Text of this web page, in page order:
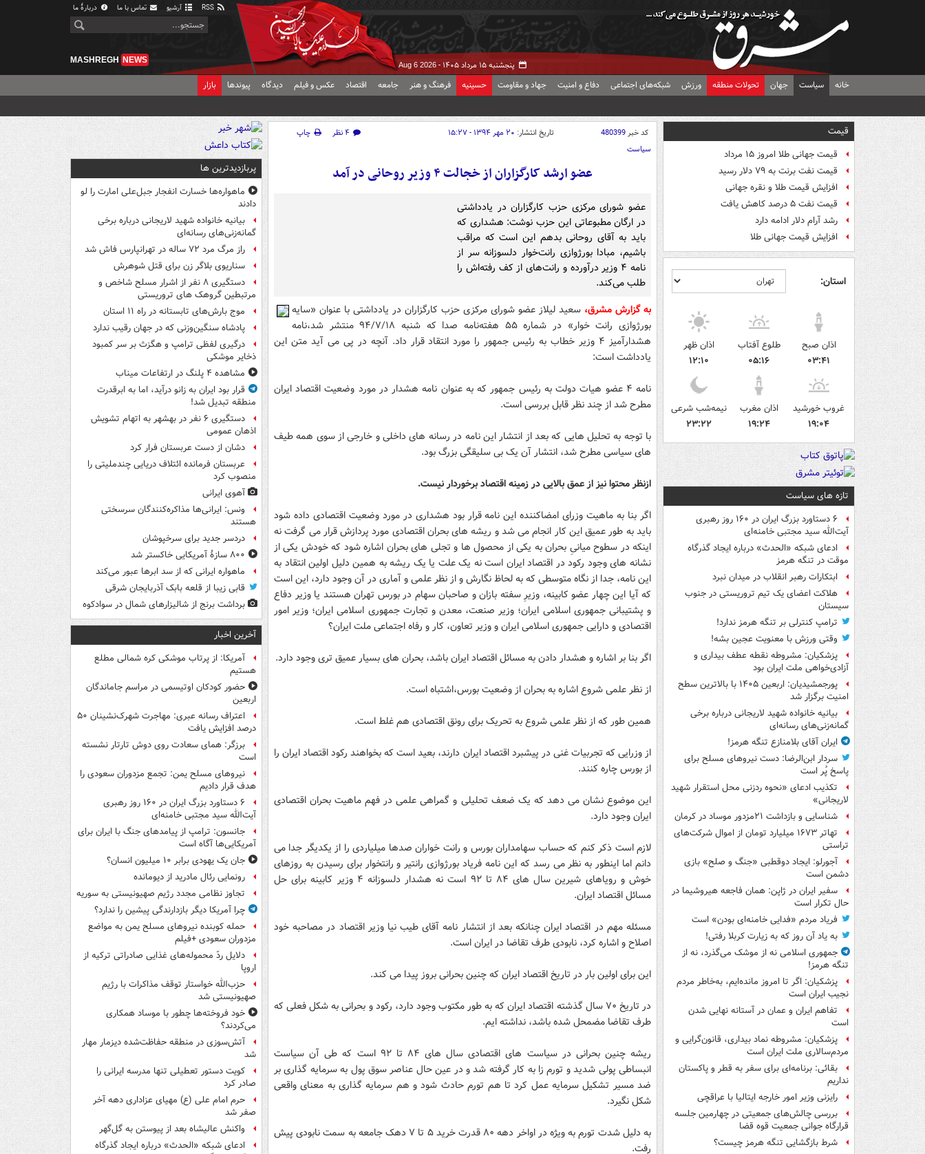
آرشیو تماس با ما دربارهٔ ما
پنجشنبه ۱۵ مرداد ۱۴۰۵ - Aug 6 2026
MASHREGH NEWS
خانه سیاست جهان تحولات منطقه ورزش شبکه‌های اجتماعی دفاع و امنیت جهاد و مقاومت حسینیه فرهنگ و هنر جامعه اقتصاد عکس و فیلم دیدگاه پیوندها بازار
قیمت
قیمت جهانی طلا امروز ۱۵ مرداد
قیمت نفت برنت به ۷۹ دلار رسید
افزایش قیمت طلا و نقره جهانی
قیمت نفت ۵ درصد کاهش یافت
رشد آرام دلار ادامه دارد
افزایش قیمت جهانی طلا
استان:
اذان صبح
۰۳:۴۱
طلوع آفتاب
۰۵:۱۶
اذان ظهر
۱۲:۱۰
غروب خورشید
۱۹:۰۴
اذان مغرب
۱۹:۲۴
نیمه‌شب شرعی
۲۳:۲۲
تازه های سیاست
۶ دستاورد بزرگ ایران در ۱۶۰ روز رهبری
آیت‌الله سید مجتبی خامنه‌ای
ادعای شبکه «الحدث» درباره ایجاد گذرگاه
موقت در تنگه هرمز
ابتکارات رهبر انقلاب در میدان نبرد
هلاکت اعضای یک تیم تروریستی در جنوب
سیستان
ترامپ کنترلی بر تنگه هرمز ندارد!
وقتی ورزش با معنویت عجین بشه!
پزشکیان: مشروطه نقطه عطف بیداری و
آزادی‌خواهی ملت ایران بود
پورجمشیدیان: اربعین ۱۴۰۵ با بالاترین سطح
امنیت برگزار شد
بیانیه خانواده شهید لاریجانی درباره برخی
گمانه‌زنی‌های رسانه‌ای
ایران آقای بلامنازع تنگه هرمز!
سردار ابن‌الرضا: دست نیروهای مسلح برای
پاسخ پُر است
تکذیب ادعای «نحوه ردزنی محل استقرار شهید
لاریجانی»
شناسایی و بازداشت ۲۱مزدور موساد در کرمان
تهاتر ۱۶۷۳ میلیارد تومان از اموال شرکت‌های
تراستی
آجورلو: ایجاد دوقطبی «جنگ و صلح‌» بازی
دشمن است
سفیر ایران در ژاپن: همان فاجعه هیروشیما در
حال تکرار است
فریاد مردم «فدایی خامنه‌ای بودن» است
به یاد آن روز که به زیارت کربلا رفتی!
جمهوری اسلامی نه از موشک می‌گذرد، نه از
تنگه هرمز!
پزشکیان: اگر تا امروز مانده‌ایم، به‌خاطر مردم
نجیب ایران است
تفاهم ایران و عمان در آستانه نهایی شدن
است
پزشکیان: مشروطه نماد بیداری، قانون‌گرایی و
مردم‌سالاری ملت ایران است
بقائی: برنامه‌ای برای سفر به قطر و پاکستان
نداریم
رایزنی وزیر امور خارجه ایتالیا با عراقچی
بررسی چالش‌های جمعیتی در چهارمین جلسه
قرارگاه جوانی جمعیت قوه قضا
شرط بازگشایی تنگه هرمز چیست؟
کد خبر480399 تاریخ انتشار: ۲۰ مهر ۱۳۹۴ - ۱۵:۲۷ ۴ نظر
چاپ
سیاست
عضو ارشد کارگزاران از خجالت ۴ وزیر روحانی در آمد
عضو شورای مرکزی حزب کارگزاران در یادداشتی
در ارگان مطبوعاتی این حزب نوشت: هشداری که
باید به آقای روحانی بدهم این است که مراقب
باشیم، مبادا بورژوازی رانت‌خوار دلسوزانه سر از
نامه ۴ وزیر درآورده و رانت‌های از کف رفته‌اش را
طلب می‌کند.
به گزارش مشرق، سعید لیلاز عضو شورای مرکزی حزب کارگزاران در یادداشتی با عنوان «سایه
بورژوازی رانت خوار» در شماره ۵۵ هفته‌نامه صدا که شنبه ۹۴/۷/۱۸ منتشر شد،نامه
هشدارآمیز ۴ وزیر خطاب به رئیس جمهور را مورد انتقاد قرار داد. آنچه در پی می آید متن این
یادداشت است:
نامه ۴ عضو هیات دولت به رئیس جمهور که به عنوان نامه هشدار در مورد وضعیت اقتصاد ایران
مطرح شد از چند نظر قابل بررسی است.
با توجه به تحلیل هایی که بعد از انتشار این نامه در رسانه های داخلی و خارجی از سوی همه طیف
های سیاسی مطرح شد، انتشار آن یک بی سلیقگی بزرگ بود.
ازنظر محتوا نیز از عمق بالایی در زمینه اقتصاد برخوردار نیست.
اگر بنا به ماهیت وزرای امضاکننده این نامه قرار بود هشداری در مورد وضعیت اقتصادی داده شود
باید به طور عمیق این کار انجام می شد و ریشه های بحران اقتصادی مورد پردازش قرار می گرفت نه
اینکه در سطوح میانیِ بحران به یکی از محصول ها و تجلی های بحران اشاره شود که خودش یکی از
نشانه های وجود رکود در اقتصاد ایران است نه یک علت یا یک ریشه به همین دلیل اولین انتقاد به
این نامه، جدا از نگاه متوسطی که به لحاظ نگارش و از نظر علمی و آماری در آن وجود دارد، این است
که آیا این چهار عضو کابینه، وزیرِ سفته بازان و صاحبان سهام در بورس تهران هستند یا وزیر دفاع
و پشتیبانی جمهوری اسلامی ایران؛ وزیر صنعت، معدن و تجارت جمهوری اسلامی ایران؛ وزیر امور
اقتصادی و دارایی جمهوری اسلامی ایران و وزیر تعاون، کار و رفاه اجتماعی ملت ایران؟
اگر بنا بر اشاره و هشدار دادن به مسائل اقتصاد ایران باشد، بحران های بسیار عمیق تری وجود دارد.
از نظر علمی شروع اشاره به بحران از وضعیت بورس،اشتباه است.
همین طور که از نظر علمی شروع به تحریک برای رونق اقتصادی هم غلط است.
از وزرایی که تجربیات غنی در پیشبرد اقتصاد ایران دارند، بعید است که بخواهند رکود اقتصاد ایران را
از بورس چاره کنند.
این موضوع نشان می دهد که یک ضعف تحلیلی و گمراهی علمی در فهم ماهیت بحران اقتصادی
ایران وجود دارد.
لازم است ذکر کنم که حساب سهامداران بورس و رانت خواران صدها میلیاردی را از یکدیگر جدا می
دانم اما اینطور به نظر می رسد که این نامه فریاد بورژوازی رانتیر و رانتخوار برای رسیدن به روزهای
خوش و رویاهای شیرین سال های ۸۴ تا ۹۲ است نه هشدار دلسوزانه ۴ وزیر کابینه برای حل
مسائل اقتصاد ایران.
مسئله مهم در اقتصاد ایران چنانکه بعد از انتشار نامه آقای طیب نیا وزیر اقتصاد در مصاحبه خود
اصلاح و اشاره کرد، نابودی طرف تقاضا در ایران است.
این برای اولین بار در تاریخ اقتصاد ایران که چنین بحرانی بروز پیدا می کند.
در تاریخ ۷۰ سال گذشته اقتصاد ایران که به طور مکتوب وجود دارد، رکود و بحرانی به شکل فعلی که
طرف تقاضا مضمحل شده باشد، نداشته ایم.
ریشه چنین بحرانی در سیاست های اقتصادی سال های ۸۴ تا ۹۲ است که طی آن سیاست
انبساطی پولی شدید و تورم زا به کار گرفته شد و در عین حال عناصر سوق پول به سرمایه گذاری بر
ضد مسیر تشکیل سرمایه عمل کرد تا هم تورم حادث شود و هم سرمایه گذاری به معنای واقعی
شکل نگیرد.
به دلیل شدت تورم به ویژه در اواخر دهه ۸۰ قدرت خرید ۵ تا ۷ دهک جامعه به سمت نابودی پیش
رفت.
پربازدیدترین ها
ماهواره‌ها خسارت انفجار جبل‌علی امارت را لو
دادند
بیانیه خانواده شهید لاریجانی درباره برخی
گمانه‌زنی‌های رسانه‌ای
راز مرگ مرد ۷۲ ساله در تهرانپارس فاش شد
سناریوی بلاگر زن برای قتل شوهرش
دستگیری ۸ نفر از اشرار مسلح شاخص و
مرتبطین گروهک های تروریستی
موج بارش‌های تابستانه در راه ۱۱ استان
پادشاه سنگین‌وزنی که در جهان رقیب ندارد
درگیری لفظی ترامپ و هگزث بر سر کمبود
ذخایر موشکی
مشاهده ۴ پلنگ در ارتفاعات میناب
قرار بود ایران به زانو درآید، اما به ابرقدرت
منطقه تبدیل شد!
دستگیری ۶ نفر در بهشهر به اتهام تشویش
اذهان عمومی
دشان از دست عربستان فرار کرد
عربستان فرمانده ائتلاف دریایی چندملیتی را
منصوب کرد
آهوی ایرانی
ونس: ایرانی‌ها مذاکره‌کنندگان سرسختی
هستند
دردسر جدید برای سرخپوشان
۸۰۰ سازۀ آمریکایی خاکستر شد
ماهواره ایرانی که از سد ابرها عبور می‌کند
قابی زیبا از قلعه بابک آذربایجان شرقی
برداشت برنج از شالیزارهای شمال در سوادکوه
آخرین اخبار
آمریکا: از پرتاب موشکی کره شمالی مطلع
هستیم
حضور کودکان اوتیسمی در مراسم جاماندگان
اربعین
اعتراف رسانه عبری: مهاجرت شهرک‌نشینان ۵۰
درصد افزایش یافت
برزگر: همای سعادت روی دوش تارتار نشسته
است
نیروهای مسلح یمن: تجمع مزدوران سعودی را
هدف قرار دادیم
۶ دستاورد بزرگ ایران در ۱۶۰ روز رهبری
آیت‌الله سید مجتبی خامنه‌ای
جانسون: ترامپ از پیامدهای جنگ با ایران برای
آمریکایی‌ها آگاه است
جان یک یهودی برابر ۱۰ میلیون انسان؟
رونمایی رئال مادرید از دیومانده
تجاوز نظامی مجدد رژیم صهیونیستی به سوریه
چرا آمریکا دیگر بازدارندگی پیشین را ندارد؟
حمله کوبنده نیروهای مسلح یمن به مواضع
مزدوران سعودی +فیلم
دلایل ردّ محموله‌های غذایی صادراتی ترکیه از
اروپا
حزب‌الله خواستار توقف مذاکرات با رژیم
صهیونیستی شد
خود فروخته‌ها چطور با موساد همکاری
می‌کردند؟
آتش‌سوزی در منطقه حفاظت‌شده دیزمار مهار
شد
کویت دستور تعطیلی تنها مدرسه ایرانی را
صادر کرد
حرم امام علی (ع) مهیای عزاداری دهه آخر
صفر شد
واکنش عالیشاه بعد از پیوستن به گل‌گهر
ادعای شبکه «الحدث» درباره ایجاد گذرگاه